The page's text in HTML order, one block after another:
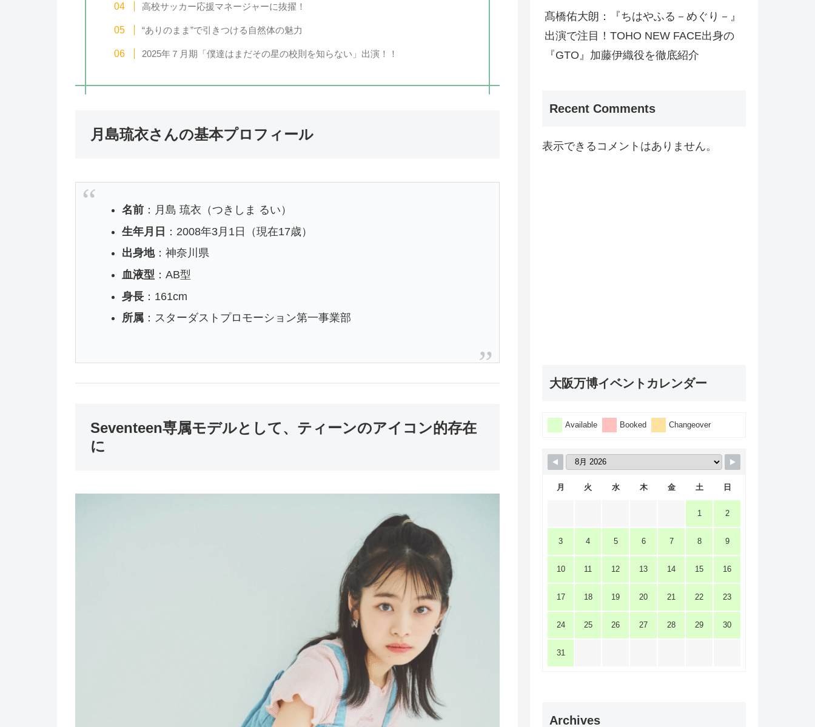
高校サッカー応援マネージャーに抜擢！
“ありのまま”で引きつける自然体の魅力
2025年７月期「僕達はまだその星の校則を知らない」出演！！
月島琉衣さんの基本プロフィール
名前：月島 琉衣（つきしま るい）
生年月日 ：2008年3月1日（現在17歳）
出身地：神奈川県
血液型 ：AB型
身長：161cm
所属：スターダストプロモーション第一事業部
Seventeen専属モデルとして、ティーンのアイコン的存在
に
髙橋佑大朗：『ちはやふる－めぐり－』
出演で注目！TOHO NEW FACE出身の
『GTO』加藤伊織役を徹底紹介
Recent Comments
表示できるコメントはありません。
大阪万博イベントカレンダー
Available Booked Changeover
月 火 水 木 金 土 日
1 2
3 4 5 6 7 8 9
10 11 12 13 14 15 16
17 18 19 20 21 22 23
24 25 26 27 28 29 30
31
Archives